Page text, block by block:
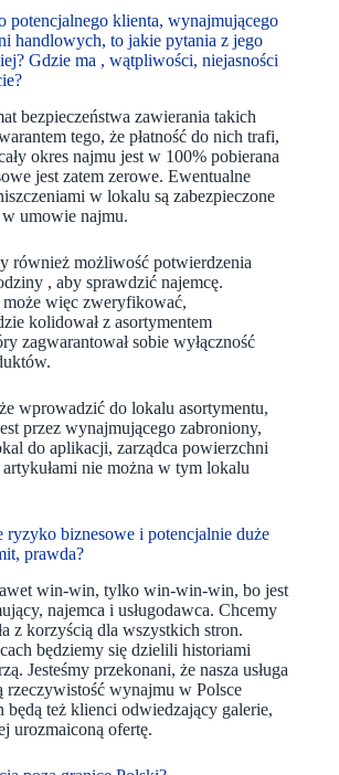
potencjalnego klienta, wynajmującego
handlowych, to jakie pytania z jego
Gdzie ma , wątpliwości, niejasności
bezpieczeństwa zawierania takich
tego, że płatność do nich trafi,
okres najmu jest w 100% pobierana
jest zatem zerowe. Ewentualne
w lokalu są zabezpieczone
umowie najmu.
również możliwość potwierdzenia
, aby sprawdzić najemcę.
więc zweryfikować,
kolidował z asortymentem
zagwarantował sobie wyłączność
wprowadzić do lokalu asortymentu,
przez wynajmującego zabroniony,
do aplikacji, zarządca powierzchni
nie można w tym lokalu
biznesowe i potencjalnie duże
prawda?
win-win, tylko win-win-win, bo jest
najemca i usługodawca. Chcemy
z korzyścią dla wszystkich stron.
będziemy się dzielili historiami
Jesteśmy przekonani, że nasza usługa
rzeczywistość wynajmu w Polsce
będą też klienci odwiedzający galerie,
urozmaiconą ofertę.